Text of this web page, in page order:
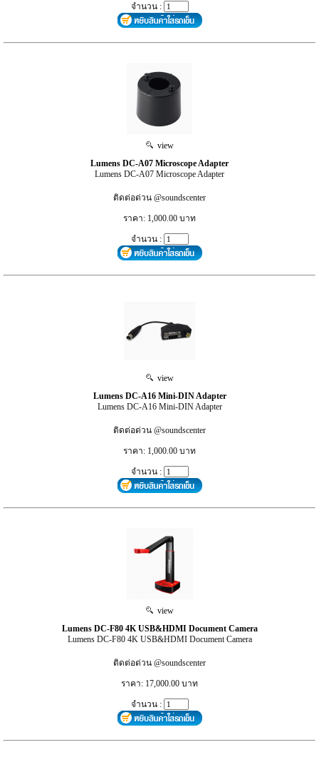
จำนวน :
view
Lumens DC-A07 Microscope Adapter
Lumens DC-A07 Microscope Adapter
ติดต่อด่วน @soundscenter
ราคา: 1,000.00 บาท
จำนวน :
view
Lumens DC-A16 Mini-DIN Adapter
Lumens DC-A16 Mini-DIN Adapter
ติดต่อด่วน @soundscenter
ราคา: 1,000.00 บาท
จำนวน :
view
Lumens DC-F80 4K USB&HDMI Document Camera
Lumens DC-F80 4K USB&HDMI Document Camera
ติดต่อด่วน @soundscenter
ราคา: 17,000.00 บาท
จำนวน :